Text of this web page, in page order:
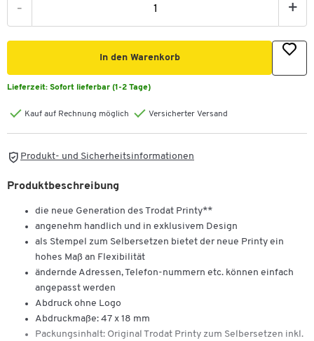
- +
In den Warenkorb
Lieferzeit: Sofort lieferbar (1-2 Tage)
Kauf auf Rechnung möglich Versicherter Versand
Produkt- und Sicherheitsinformationen
Produktbeschreibung
die neue Generation des Trodat Printy**
angenehm handlich und in exklusivem Design
als Stempel zum Selbersetzen bietet der neue Printy ein
hohes Maß an Flexibilität
ändernde Adressen, Telefon-nummern etc. können einfach
angepasst werden
Abdruck ohne Logo
Abdruckmaße: 47 x 18 mm
Packungsinhalt: Original Trodat Printy zum Selbersetzen inkl.